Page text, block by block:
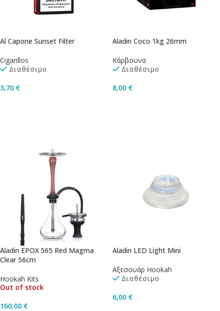
Al Capone Sunset Filter
Cigarillos
Διαθέσιμο
3,70 €
Aladin Coco 1kg 26mm
Κάρβουνα
Διαθέσιμο
8,00 €
Aladin EPOX 565 Red Magma
Clear 56cm
Hookah Kits
Out of stock
160,00 €
Aladin LED Light Mini
Αξεσουάρ Hookah
Διαθέσιμο
6,00 €